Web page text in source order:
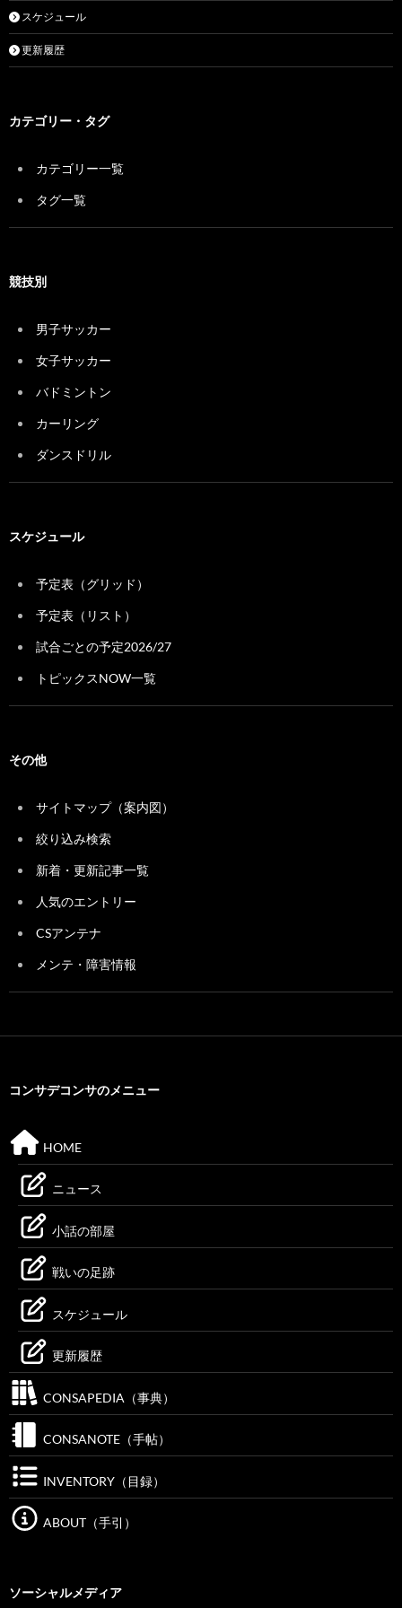
スケジュール
更新履歴
カテゴリー・タグ
カテゴリー一覧
タグ一覧
競技別
男子サッカー
女子サッカー
バドミントン
カーリング
ダンスドリル
スケジュール
予定表（グリッド）
予定表（リスト）
試合ごとの予定2026/27
トピックスNOW一覧
その他
サイトマップ（案内図）
絞り込み検索
新着・更新記事一覧
人気のエントリー
CSアンテナ
メンテ・障害情報
コンサデコンサのメニュー
HOME
ニュース
小話の部屋
戦いの足跡
スケジュール
更新履歴
CONSAPEDIA（事典）
CONSANOTE（手帖）
INVENTORY（目録）
ABOUT（手引）
ソーシャルメディア